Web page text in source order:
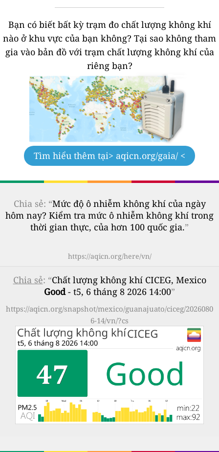
Bạn có biết bất kỳ trạm đo chất lượng không khí
nào ở khu vực của bạn không? Tại sao không tham
gia vào bản đồ với trạm chất lượng không khí của
riêng bạn?
Tìm hiểu thêm tại> aqicn.org/gaia/ <
Chia sẻ: “Mức độ ô nhiễm không khí của ngày
hôm nay? Kiểm tra mức ô nhiễm không khí trong
thời gian thực, của hơn 100 quốc gia.”
https://aqicn.org/here/vn/
Chia sẻ: “Chất lượng không khí CICEG, Mexico
Good- t5, 6 tháng 8 2026 14:00”
https://aqicn.org/snapshot/mexico/guanajuato/ciceg/2026080
6-14/vn/?cs